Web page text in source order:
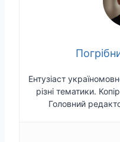
Ентузіаст
різні тематики.
Головний